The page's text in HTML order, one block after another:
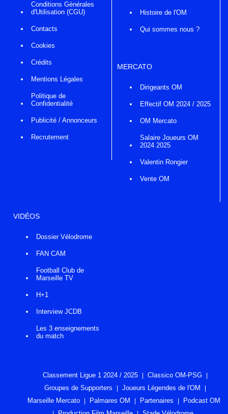
Conditions Générales
d'Utilisation (CGU)
Contacts
Cookies
Crédits
Mentions Légales
Politique de
Confidentialité
Publicité / Annonceurs
Recrutement
Histoire de l'OM
Qui sommes nous ?
MERCATO
Dirigeants OM
Effectif OM 2024 / 2025
OM Mercato
Salaire Joueurs OM
2024 2025
Valentin Rongier
Vente OM
VIDÉOS
Dossier Vélodrome
FAN CAM
Football Club de
Marseille TV
H+1
Interview JCDB
Les 3 enseignements
du match
Classement Ligue 1 2024 / 2025
Classico OM-PSG
Groupes de Supporters
Joueurs Légendes de l'OM
Marseille Mercato
Palmares OM Partenaires
Podcast OM